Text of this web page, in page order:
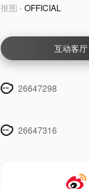
抠图 -OFFICIAL
互动客厅
26647298
26647316